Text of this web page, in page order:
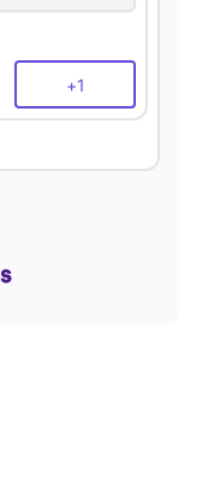
+1